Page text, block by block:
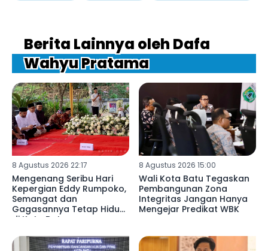
Berita Lainnya oleh Dafa
Wahyu Pratama
8 Agustus 2026 22:17
Mengenang Seribu Hari
Kepergian Eddy Rumpoko,
Semangat dan
Gagasannya Tetap Hidup
di Kota Batu
8 Agustus 2026 15:00
Wali Kota Batu Tegaskan
Pembangunan Zona
Integritas Jangan Hanya
Mengejar Predikat WBK